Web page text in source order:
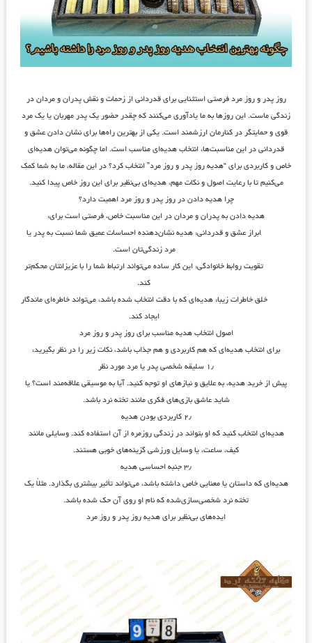
روز پدر و روز مرد فرصتی استثنایی برای قدردانی از زحمات و نقش پدران و مردان در
زندگی ماست. این روزها به ما یادآوری می‌کنند که چقدر حضور یک پدر مهربان یا یک مرد
قوی و حمایتگر در کنارمان ارزشمند است. یکی از بهترین راه‌ها برای نشان دادن عشق و
قدردانی در این مناسبت‌ها، انتخاب هدیه‌ای مناسب است. اما چگونه می‌توان هدیه‌ای
خاص و کاربردی برای “هدیه روز پدر و روز مرد” انتخاب کرد؟ در این مقاله، ما به شما کمک
می‌کنیم تا با رعایت اصول و نکات مهم، هدیه‌ای بی‌نظیر برای این روز خاص پیدا کنید.
چرا هدیه دادن در روز پدر و روز مرد اهمیت دارد؟
هدیه دادن به پدران و مردان در این مناسبت خاص، فرصتی است برای:
ابراز عشق و قدردانی: هدیه نشان‌دهنده احساسات عمیق شما نسبت به پدر یا
مرد زندگی‌تان است.
تقویت روابط خانوادگی: این کار ساده می‌تواند ارتباط شما را با عزیزانتان محکم‌تر
کند.
خلق خاطرات زیبا: هدیه‌ای که با دقت انتخاب شده باشد، می‌تواند خاطره‌ای ماندگار
ایجاد کند.
اصول انتخاب هدیه مناسب برای روز پدر و روز مرد
برای انتخاب هدیه‌ای که هم کاربردی و هم جذاب باشد، نکات زیر را در نظر بگیرید:
۱٫ سلیقه شخصی پدر یا مرد مورد نظر
پیش از خرید هدیه، به علایق و نیازهای او توجه کنید. آیا به موسیقی علاقه‌مند است؟ یا
شاید عاشق بازی‌های فکری مانند تخته نرد باشد.
۲٫ کاربردی بودن هدیه
هدیه‌ای انتخاب کنید که او بتواند در زندگی روزمره از آن استفاده کند. وسایلی مانند
کیف، ساعت، یا وسایل ورزشی گزینه‌های خوبی هستند.
۳٫ جنبه احساسی هدیه
هدیه‌ای که داستان یا معنایی خاص داشته باشد، می‌تواند تأثیر بیشتری بگذارد. مثلاً یک
تخته نرد شخصی‌سازی‌شده که نام او روی آن حک شده باشد.
ایده‌های بی‌نظیر برای هدیه روز پدر و روز مرد